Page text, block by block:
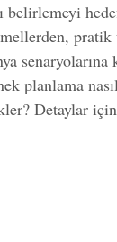
belirlemeyi
planlama
Detaylar